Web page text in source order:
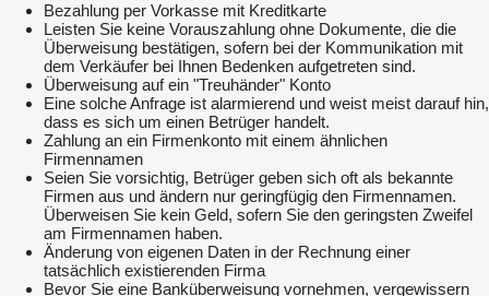
Bezahlung per Vorkasse mit Kreditkarte
Leisten Sie keine Vorauszahlung ohne Dokumente, die die
Überweisung bestätigen, sofern bei der Kommunikation mit
dem Verkäufer bei Ihnen Bedenken aufgetreten sind.
Überweisung auf ein "Treuhänder" Konto
Eine solche Anfrage ist alarmierend und weist meist darauf hin,
dass es sich um einen Betrüger handelt.
Zahlung an ein Firmenkonto mit einem ähnlichen
Firmennamen
Seien Sie vorsichtig, Betrüger geben sich oft als bekannte
Firmen aus und ändern nur geringfügig den Firmennamen.
Überweisen Sie kein Geld, sofern Sie den geringsten Zweifel
am Firmennamen haben.
Änderung von eigenen Daten in der Rechnung einer
tatsächlich existierenden Firma
Bevor Sie eine Banküberweisung vornehmen, vergewissern